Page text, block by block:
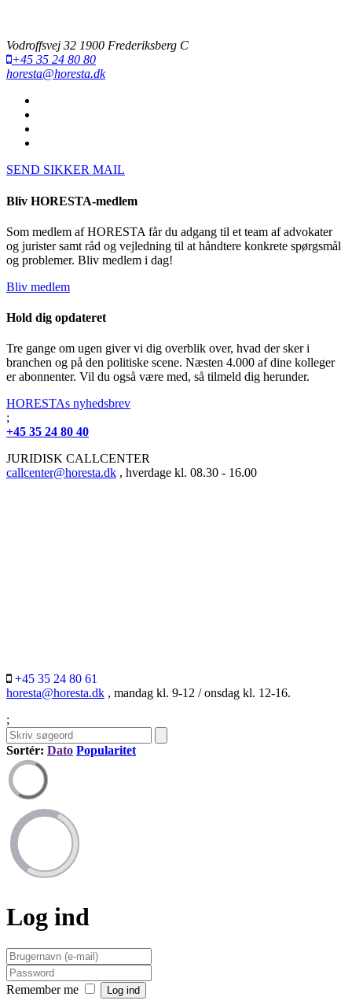
Vodroffsvej 32 1900 Frederiksberg C
+45 35 24 80 80
horesta@horesta.dk
SEND SIKKER MAIL
Bliv HORESTA-medlem
Som medlem af HORESTA får du adgang til et team af advokater
og jurister samt råd og vejledning til at håndtere konkrete spørgsmål
og problemer. Bliv medlem i dag!
Bliv medlem
Hold dig opdateret
Tre gange om ugen giver vi dig overblik over, hvad der sker i
branchen og på den politiske scene. Næsten 4.000 af dine kolleger
er abonnenter. Vil du også være med, så tilmeld dig herunder.
HORESTAs nyhedsbrev
;
+45 35 24 80 40
JURIDISK CALLCENTER
callcenter@horesta.dk , hverdage kl. 08.30 - 16.00
+45 35 24 80 61
horesta@horesta.dk , mandag kl. 9-12 / onsdag kl. 12-16.
;
Sortér: Dato Popularitet
Log ind
Remember me